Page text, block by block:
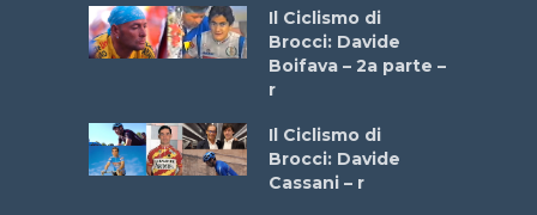
Il Ciclismo di
Brocci: Davide
Boifava – 2a parte –
r
Il Ciclismo di
Brocci: Davide
Cassani – r